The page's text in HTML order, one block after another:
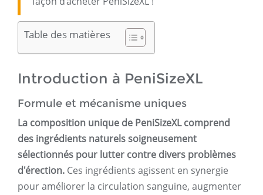
Table des matières
Introduction à PeniSizeXL
Formule et mécanisme uniques
La composition unique de PeniSizeXL comprend
des ingrédients naturels soigneusement
sélectionnés pour lutter contre divers problèmes
d'érection. Ces ingrédients agissent en synergie
pour améliorer la circulation sanguine, augmenter